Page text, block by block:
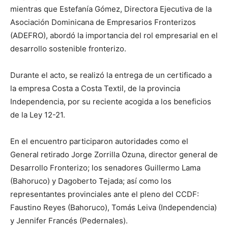
mientras que Estefanía Gómez, Directora Ejecutiva de la
Asociación Dominicana de Empresarios Fronterizos
(ADEFRO), abordó la importancia del rol empresarial en el
desarrollo sostenible fronterizo.
Durante el acto, se realizó la entrega de un certificado a
la empresa Costa a Costa Textil, de la provincia
Independencia, por su reciente acogida a los beneficios
de la Ley 12-21.
En el encuentro participaron autoridades como el
General retirado Jorge Zorrilla Ozuna, director general de
Desarrollo Fronterizo; los senadores Guillermo Lama
(Bahoruco) y Dagoberto Tejada; así como los
representantes provinciales ante el pleno del CCDF:
Faustino Reyes (Bahoruco), Tomás Leiva (Independencia)
y Jennifer Francés (Pedernales).